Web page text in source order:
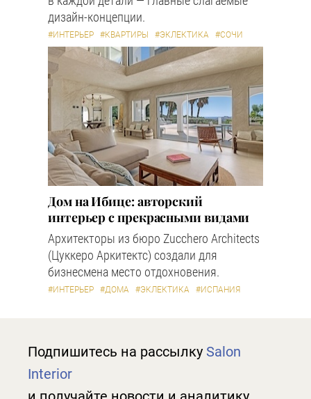
дизайн-концепции.
#ИНТЕРЬЕР #КВАРТИРЫ #ЭКЛЕКТИКА #СОЧИ
Дом на Ибице: авторский
интерьер с прекрасными видами
Архитекторы из бюро Zucchero Architects
(Цуккеро Аркитектс) создали для
бизнесмена место отдохновения.
#ИНТЕРЬЕР #ДОМА #ЭКЛЕКТИКА #ИСПАНИЯ
Подпишитесь на рассылку Salon
Interior